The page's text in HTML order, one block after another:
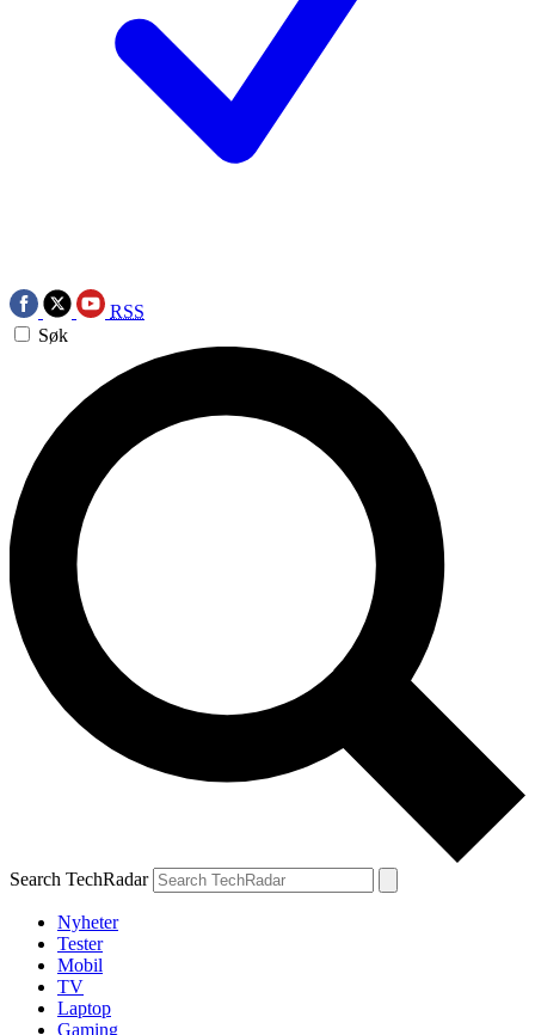
RSS
Søk
Search TechRadar
Nyheter
Tester
Mobil
TV
Laptop
Gaming